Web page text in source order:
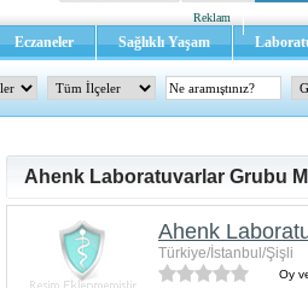
Reklam
Eczaneler Sağlıklı Yaşam
Ahenk Laboratuvarlar Grubu
Ahenk
Türkiye/İstanbul/Şişli
Oy